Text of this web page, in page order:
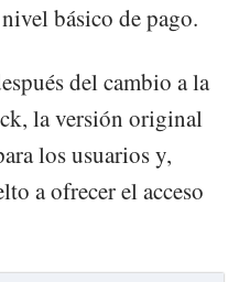
básico de pago.
del cambio a la
la versión original
los usuarios y,
a ofrecer el acceso